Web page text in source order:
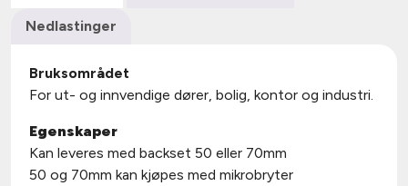
Nedlastinger
Bruksområdet
For ut- og innvendige dører, bolig, kontor og industri.
Egenskaper
Kan leveres med backset 50 eller 70mm
50 og 70mm kan kjøpes med mikrobryter